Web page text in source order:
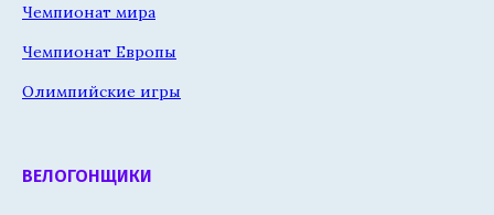
Чемпионат мира
Чемпионат Европы
Олимпийские игры
ВЕЛОГОНЩИКИ